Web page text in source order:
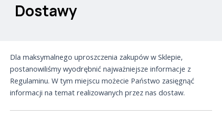
Dostawy
Dla maksymalnego uproszczenia zakupów w Sklepie,
postanowiliśmy wyodrębnić najważniejsze informacje z
Regulaminu. W tym miejscu możecie Państwo zasięgnąć
informacji na temat realizowanych przez nas dostaw.